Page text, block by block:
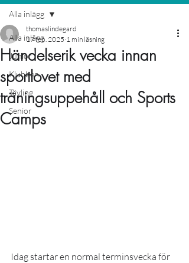
Alla inlägg
Junior
Klubben
Tävling
Senior
Alla inlägg
Händelserik vecka innan
sportlovet med
träningsuppehåll och Sports
Camps
thomaslindegard
17 feb. 2025 1 min läsning
Idag startar en normal terminsvecka för